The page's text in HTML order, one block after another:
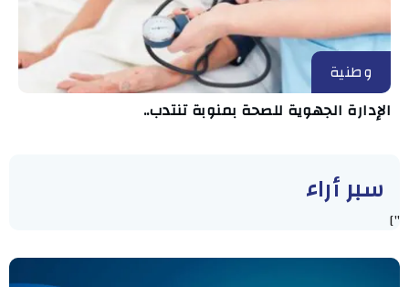
وطنية
الإدارة الجهوية للصحة بمنوبة تنتدب..
سبر أراء
"]